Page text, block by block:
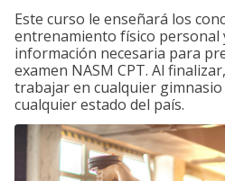
Este curso le enseñará los
entrenamiento físico personal
información necesaria para
examen NASM CPT. Al
trabajar en cualquier gimnasio
cualquier estado del país.